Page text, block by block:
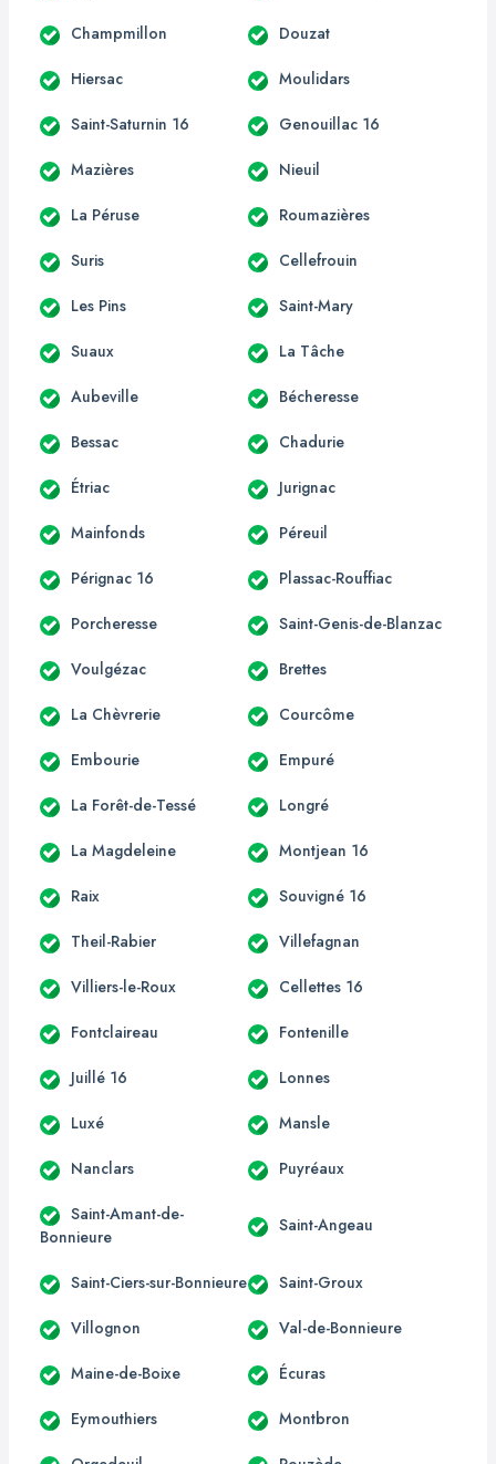
Champmillon Douzat
Hiersac Moulidars
Saint-Saturnin 16 Genouillac 16
Mazières Nieuil
La Péruse Roumazières
Suris Cellefrouin
Les Pins Saint-Mary
Suaux La Tâche
Aubeville Bécheresse
Bessac Chadurie
Étriac Jurignac
Mainfonds Péreuil
Pérignac 16 Plassac-Rouffiac
Porcheresse Saint-Genis-de-Blanzac
Voulgézac Brettes
La Chèvrerie Courcôme
Embourie Empuré
La Forêt-de-Tessé Longré
La Magdeleine Montjean 16
Raix Souvigné 16
Theil-Rabier Villefagnan
Villiers-le-Roux Cellettes 16
Fontclaireau Fontenille
Juillé 16 Lonnes
Luxé Mansle
Nanclars Puyréaux
Saint-Amant-de-
Bonnieure
Saint-Angeau
Saint-Ciers-sur-Bonnieure Saint-Groux
Villognon Val-de-Bonnieure
Maine-de-Boixe Écuras
Eymouthiers Montbron